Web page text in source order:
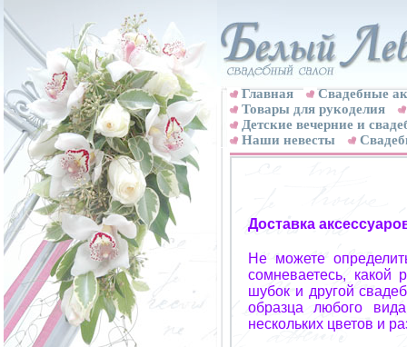
Главная
Свадебные
Товары для рукоделия
Детские вечерние и
Наши невесты
Доставка
Не можете
сомневаетесь, какой
шубок и другой
образца любого
нескольких цветов и